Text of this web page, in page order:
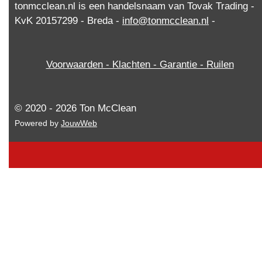
tonmcclean.nl is een handelsnaam van Tovak Trading -
KvK 20157299 - Breda - info@tonmcclean.nl -
Voorwaarden - Klachten - Garantie - Ruilen
© 2020 - 2026 Ton McClean
Powered by JouwWeb